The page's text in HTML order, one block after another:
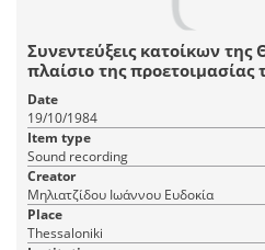
Συνεντεύξεις κατοίκων της
πλαίσιο της
Θ "Αστικό Σπίτι
Date
19/10/1984
Item type
Sound recording
Creator
Μηλιατζίδου Ιωάννου Ευδοκία
Place
Thessaloniki